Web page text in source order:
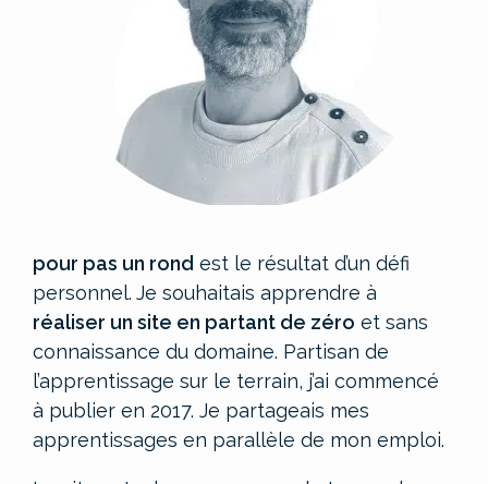
pour pas un rond est le résultat d’un défi
personnel. Je souhaitais apprendre à
réaliser un site en partant de zéro et sans
connaissance du domaine. Partisan de
l’apprentissage sur le terrain, j’ai commencé
à publier en 2017. Je partageais mes
apprentissages en parallèle de mon emploi.